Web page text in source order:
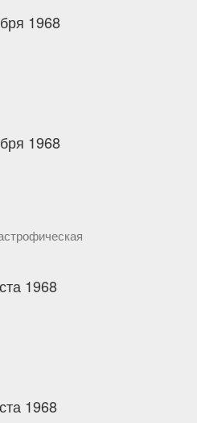
1968
1968
1968
1968